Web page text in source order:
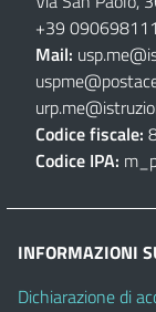
+39 090698111
Mail:
Codice fiscale:
Codice IPA:
INFORMAZIONI
Dichiarazione di